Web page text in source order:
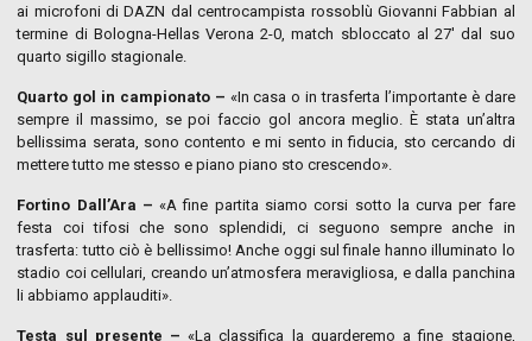
ai microfoni di DAZN dal centrocampista rossoblù Giovanni Fabbian al
termine di Bologna-Hellas Verona 2-0, match sbloccato al 27′ dal suo
quarto sigillo stagionale.
Quarto gol in campionato – «In casa o in trasferta l’importante è dare
sempre il massimo, se poi faccio gol ancora meglio. È stata un’altra
bellissima serata, sono contento e mi sento in fiducia, sto cercando di
mettere tutto me stesso e piano piano sto crescendo».
Fortino Dall’Ara – «A fine partita siamo corsi sotto la curva per fare
festa coi tifosi che sono splendidi, ci seguono sempre anche in
trasferta: tutto ciò è bellissimo! Anche oggi sul finale hanno illuminato lo
stadio coi cellulari, creando un’atmosfera meravigliosa, e dalla panchina
li abbiamo applauditi».
Testa sul presente – «La classifica la guarderemo a fine stagione,